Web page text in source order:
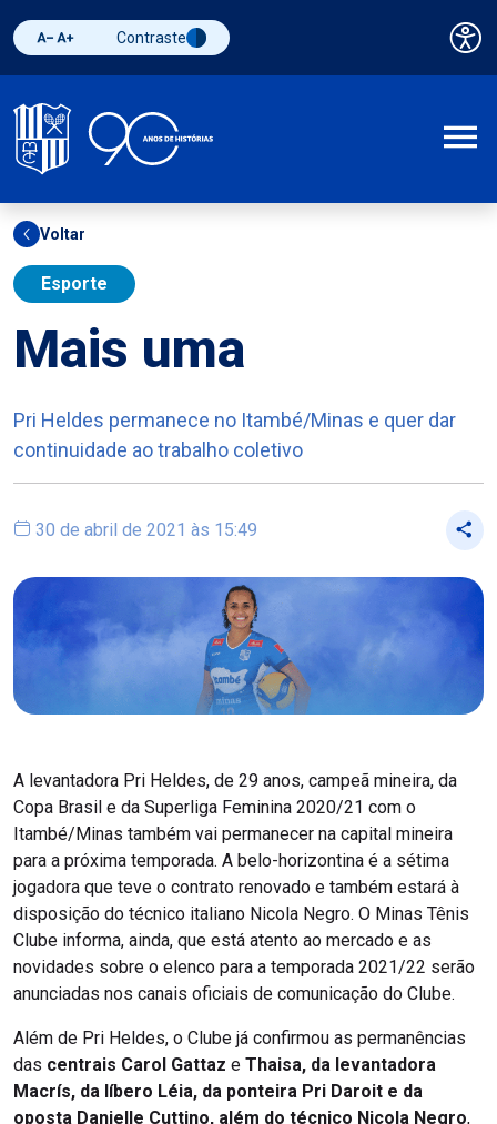
Diminuir fonte
Aumentar fonteAlternar contraste
Contraste
Voltar
Esporte
Mais uma
Pri Heldes permanece no Itambé/Minas e quer dar
continuidade ao trabalho coletivo
30 de abril de 2021 às 15:49
A levantadora Pri Heldes, de 29 anos, campeã mineira, da
Copa Brasil e da Superliga Feminina 2020/21 com o
Itambé/Minas também vai permanecer na capital mineira
para a próxima temporada. A belo-horizontina é a sétima
jogadora que teve o contrato renovado e também estará à
disposição do técnico italiano Nicola Negro. O Minas Tênis
Clube informa, ainda, que está atento ao mercado e as
novidades sobre o elenco para a temporada 2021/22 serão
anunciadas nos canais oficiais de comunicação do Clube.
Além de Pri Heldes, o Clube já confirmou as permanências
das centrais Carol Gattaz e Thaisa, da levantadora
Macrís, da líbero Léia, da ponteira Pri Daroit e da
oposta Danielle Cuttino, além do técnico Nicola Negro,